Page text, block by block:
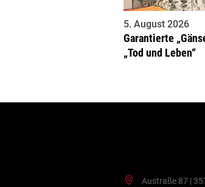
5. August 2026
Garantierte
„Tod und Leben“
Austraße 87 |